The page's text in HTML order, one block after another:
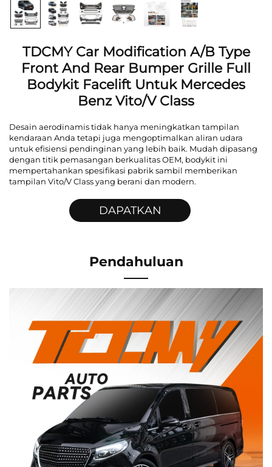
TDCMY Car Modification A/B Type
Front And Rear Bumper Grille Full
Bodykit Facelift Untuk Mercedes
Benz Vito/V Class
Desain aerodinamis tidak hanya meningkatkan tampilan
kendaraan Anda tetapi juga mengoptimalkan aliran udara
untuk efisiensi pendinginan yang lebih baik. Mudah dipasang
dengan titik pemasangan berkualitas OEM, bodykit ini
mempertahankan spesifikasi pabrik sambil memberikan
tampilan Vito/V Class yang berani dan modern.
DAPATKAN
Pendahuluan